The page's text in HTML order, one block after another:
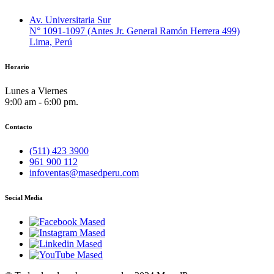
Av. Universitaria Sur
N° 1091-1097 (Antes Jr. General Ramón Herrera 499)
Lima, Perú
Horario
Lunes a Viernes
9:00 am - 6:00 pm.
Contacto
(511) 423 3900
961 900 112
infoventas@masedperu.com
Social Media